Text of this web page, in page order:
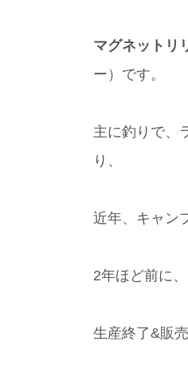
マグネットリ
ー）です。
主に釣りで、
り、
近年、キャン
2年ほど前に
生産終了&販